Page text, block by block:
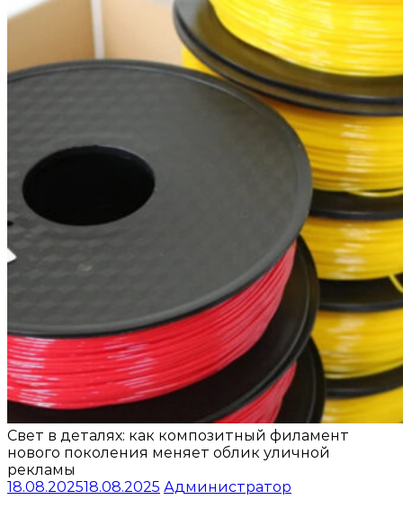
Свет в деталях: как композитный филамент
нового поколения меняет облик уличной
рекламы
18.08.202518.08.2025 Администратор